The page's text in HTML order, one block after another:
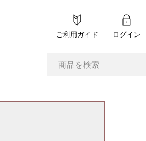
ご利用ガイド ログイン